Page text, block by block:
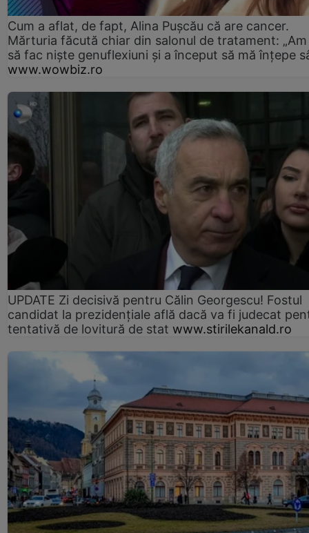
Cum a aflat, de fapt, Alina Pușcău că are cancer.
Mărturia făcută chiar din salonul de tratament:
să fac niște genuflexiuni și a început să mă înțepe
www.wowbiz.ro
UPDATE Zi decisivă pentru Călin Georgescu! Fostul
candidat la prezidențiale află dacă va fi judecat
tentativă de lovitură de stat www.stirilekanald.ro